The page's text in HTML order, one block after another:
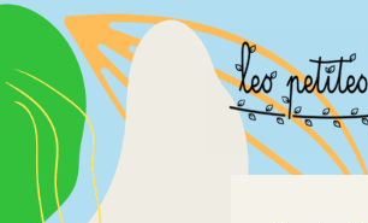
Aller
contenu